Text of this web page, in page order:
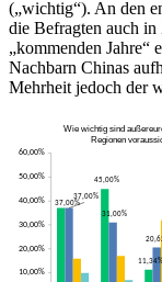
(„wichtig“). An den
die Befragten auch
„kommenden Jahre“
Nachbarn Chinas
Mehrheit jedoch der